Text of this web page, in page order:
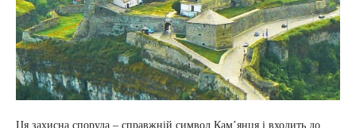
Ця захисна споруда – справжній символ Кам’янця і входить до